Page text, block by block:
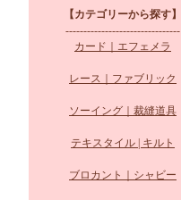
【カテゴリーから探す】
--------------------------------
カード｜エフェメラ
レース｜ファブリック
ソーイング｜裁縫道具
テキスタイル | キルト
ブロカント｜シャビー